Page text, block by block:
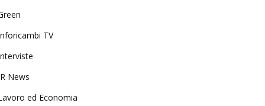
TV
News
ed Economia